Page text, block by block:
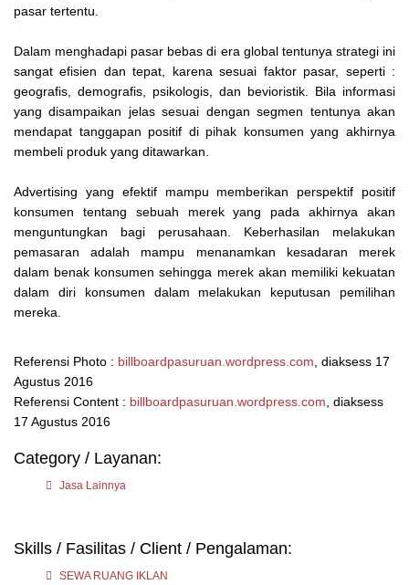
pasar tertentu.
Dalam menghadapi pasar bebas di era global tentunya strategi ini
sangat efisien dan tepat, karena sesuai faktor pasar, seperti :
geografis, demografis, psikologis, dan bevioristik. Bila informasi
yang disampaikan jelas sesuai dengan segmen tentunya akan
mendapat tanggapan positif di pihak konsumen yang akhirnya
membeli produk yang ditawarkan.
Advertising yang efektif mampu memberikan perspektif positif
konsumen tentang sebuah merek yang pada akhirnya akan
menguntungkan bagi perusahaan. Keberhasilan melakukan
pemasaran adalah mampu menanamkan kesadaran merek
dalam benak konsumen sehingga merek akan memiliki kekuatan
dalam diri konsumen dalam melakukan keputusan pemilihan
mereka.
Referensi Photo : billboardpasuruan.wordpress.com, diaksess 17
Agustus 2016
Referensi Content : billboardpasuruan.wordpress.com, diaksess
17 Agustus 2016
Category / Layanan:
Jasa Lainnya
Skills / Fasilitas / Client / Pengalaman:
SEWA RUANG IKLAN